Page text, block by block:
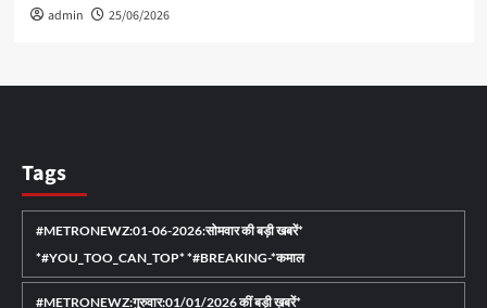
admin 25/06/2026
Tags
#METRONEWZ:01-06-2026:सोमवार की बड़ी खबरें*
*#YOU_TOO_CAN_TOP* *#BREAKING-*कमाल
#METRONEWZ:गुरुवार:01/01/2026 कीं बड़ी ख़बरें*